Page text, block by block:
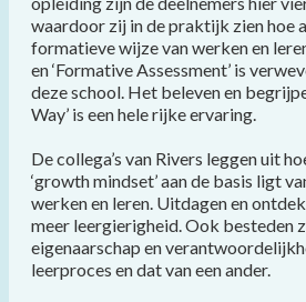
waardoor zij in de praktijk zien hoe
formatieve wijze van werken en
en ‘Formative Assessment’ is
deze school. Het beleven en
Way’ is een hele rijke ervaring.
De collega’s van Rivers leggen uit
‘growth mindset’ aan de basis ligt
werken en leren. Uitdagen en
meer leergierigheid. Ook besteden
eigenaarschap en
leerproces en dat van een ander.